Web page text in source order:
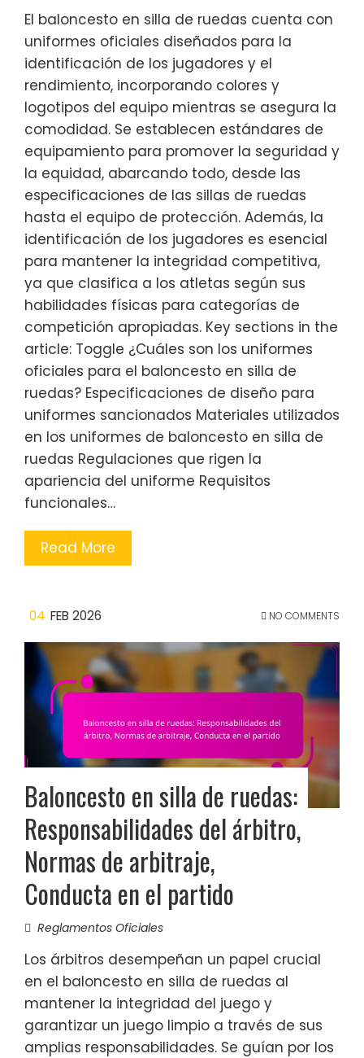
El baloncesto en silla de ruedas cuenta con
uniformes oficiales diseñados para la
identificación de los jugadores y el
rendimiento, incorporando colores y
logotipos del equipo mientras se asegura la
comodidad. Se establecen estándares de
equipamiento para promover la seguridad y
la equidad, abarcando todo, desde las
especificaciones de las sillas de ruedas
hasta el equipo de protección. Además, la
identificación de los jugadores es esencial
para mantener la integridad competitiva,
ya que clasifica a los atletas según sus
habilidades físicas para categorías de
competición apropiadas. Key sections in the
article: Toggle ¿Cuáles son los uniformes
oficiales para el baloncesto en silla de
ruedas? Especificaciones de diseño para
uniformes sancionados Materiales utilizados
en los uniformes de baloncesto en silla de
ruedas Regulaciones que rigen la
apariencia del uniforme Requisitos
funcionales…
Read More
04 FEB 2026 NO COMMENTS
Baloncesto en silla de ruedas:
Responsabilidades del árbitro,
Normas de arbitraje,
Conducta en el partido
Reglamentos Oficiales
Los árbitros desempeñan un papel crucial
en el baloncesto en silla de ruedas al
mantener la integridad del juego y
garantizar un juego limpio a través de sus
amplias responsabilidades. Se guían por los